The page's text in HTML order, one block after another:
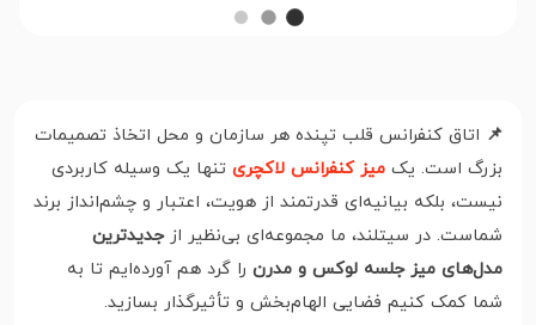
📌 اتاق کنفرانس قلب تپنده هر سازمان و محل اتخاذ تصمیمات
بزرگ است. یک میز کنفرانس لاکچری تنها یک وسیله کاربردی
نیست، بلکه بیانیه‌ای قدرتمند از هویت، اعتبار و چشم‌انداز برند
شماست. در سیتلند، ما مجموعه‌ای بی‌نظیر ازجدیدترین
مدل‌های میز جلسه لوکس و مدرن را گرد هم آورده‌ایم تا به
شما کمک کنیم فضایی الهام‌بخش و تأثیرگذار بسازید.